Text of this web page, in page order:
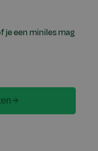
je een miniles mag